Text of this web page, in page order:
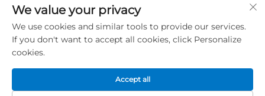
+86-13726040081
[email protected]
저작권 © 2025 화예 잉크&페인트 코.,LTD 소유 개인정보 보호정책
We value your privacy
We use cookies and similar tools to provide our services.
If you don't want to accept all cookies, click Personalize
cookies.
Accept all